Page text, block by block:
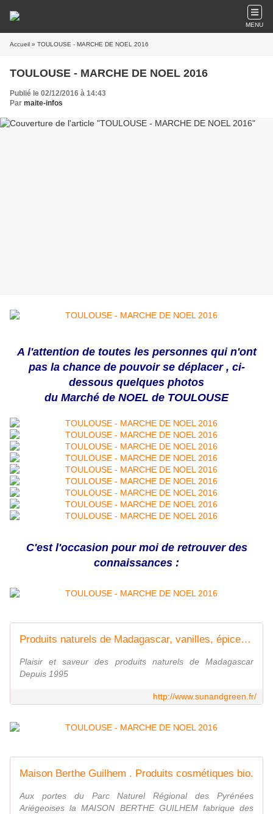
MENU
Accueil » TOULOUSE - MARCHE DE NOEL 2016
TOULOUSE - MARCHE DE NOEL 2016
Publié le 02/12/2016 à 14:43
Par maite-infos
A l'attention de toutes les personnes qui n'ont
pas la chance de pouvoir se déplacer , ci-
dessous quelques photos
du Marché de NOEL de TOULOUSE
C'est l'occasion pour moi de retrouver des
connaissances :
Produits naturels de Madagascar, vanilles, épices, confitures, chocolats
Plaisir et saveur des produits naturels de Madagascar
Depuis 1995
http://www.sunandgreen.fr/
Maison Berthe Guilhem . Produits cosmétiques bio.
Aux portes du Parc Naturel Régional des Pyrénées
Ariégeoises la MAISON BERTHE GUILHEM fabrique des